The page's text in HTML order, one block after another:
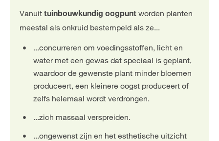
Vanuit tuinbouwkundig oogpunt worden planten
meestal als onkruid bestempeld als ze...
...concurreren om voedingsstoffen, licht en
water met een gewas dat speciaal is geplant,
waardoor de gewenste plant minder bloemen
produceert, een kleinere oogst produceert of
zelfs helemaal wordt verdrongen.
...zich massaal verspreiden.
...ongewenst zijn en het esthetische uitzicht